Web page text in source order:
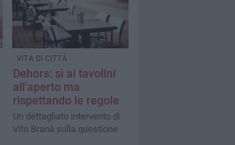
VITA DI CITTÀ
Dehors: sì ai tavolini
all'aperto ma
rispettando le regole
Un dettagliato intervento di
Vito Branà sulla questione